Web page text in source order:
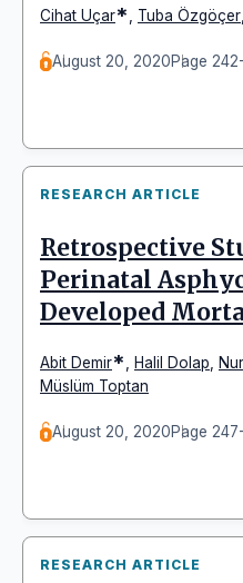
Cihat Uçar* Tuba Özgöçer
August 20, 2020Page
RESEARCH ARTICLE
Retrospective
Perinatal
Developed
Abit Demir* Halil Dolap
Müslüm Toptan
August 20, 2020Page
RESEARCH ARTICLE